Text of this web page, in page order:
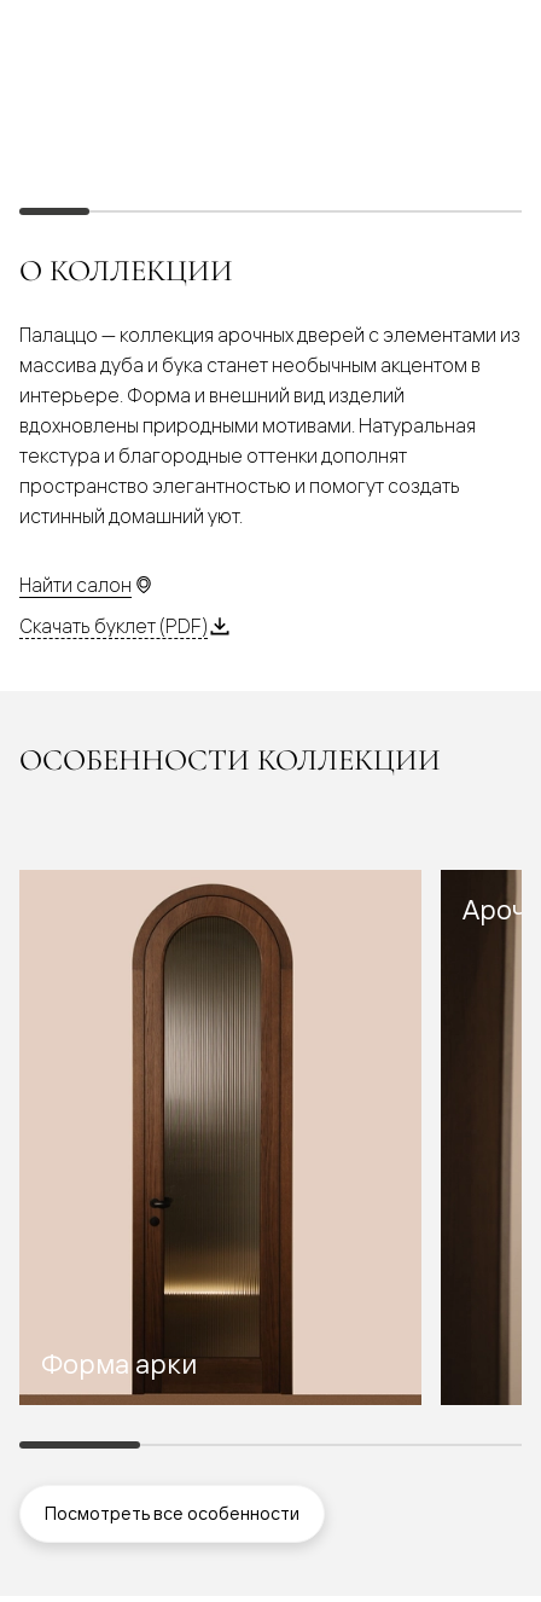
О КОЛЛЕКЦИИ
Палаццо — коллекция арочных дверей с элементами из
массива дуба и бука станет необычным акцентом в
интерьере. Форма и внешний вид изделий
вдохновлены природными мотивами. Натуральная
текстура и благородные оттенки дополнят
пространство элегантностью и помогут создать
истинный домашний уют.
Найти салон
Скачать буклет (PDF)
ОСОБЕННОСТИ КОЛЛЕКЦИИ
Форма арки
Посмотреть все особенности